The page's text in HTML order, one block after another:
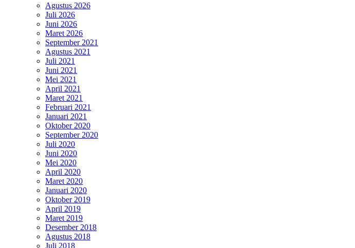
Agustus 2026
Juli 2026
Juni 2026
Maret 2026
September 2021
Agustus 2021
Juli 2021
Juni 2021
Mei 2021
April 2021
Maret 2021
Februari 2021
Januari 2021
Oktober 2020
September 2020
Juli 2020
Juni 2020
Mei 2020
April 2020
Maret 2020
Januari 2020
Oktober 2019
April 2019
Maret 2019
Desember 2018
Agustus 2018
Juli 2018